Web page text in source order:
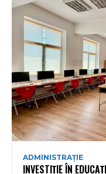
ADMINISTRAȚIE
INVESTIȚIE ÎN